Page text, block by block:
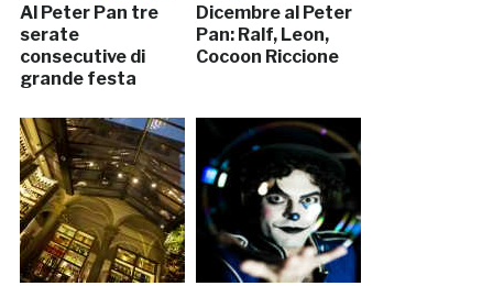
Al Peter Pan tre
serate
consecutive di
grande festa
Dicembre al Peter
Pan: Ralf, Leon,
Cocoon Riccione